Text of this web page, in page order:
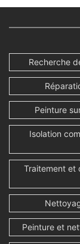
Recherche
Peinture
Isolation
Traitement et
Peinture et